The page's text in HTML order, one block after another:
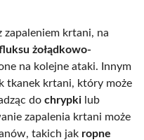
zapaleniem krtani, na
żołądkowo-
na kolejne ataki. Innym
tkanek krtani, który może
do chrypki lub
zapalenia krtani może
takich jak ropne